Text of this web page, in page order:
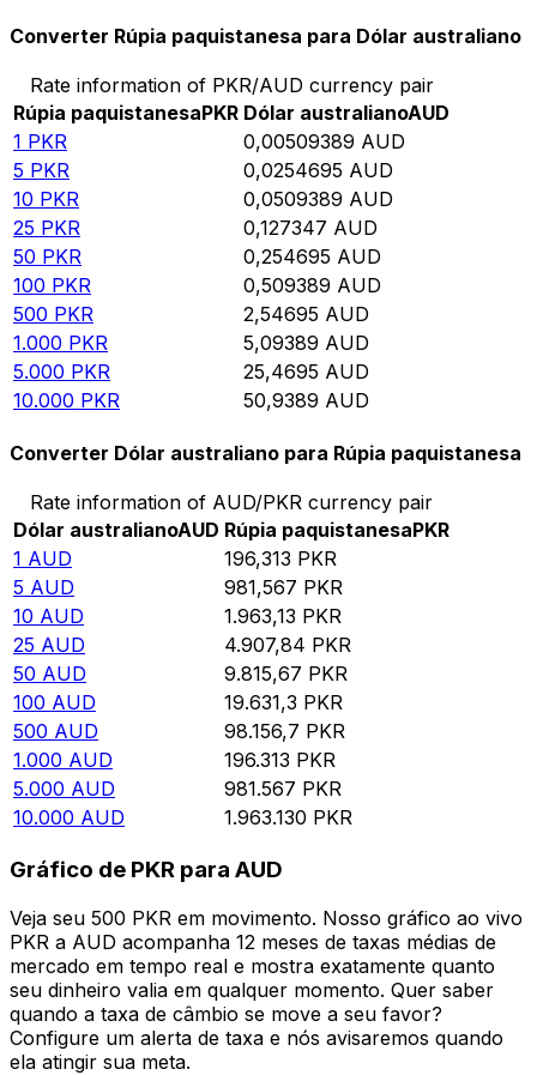
Converter Rúpia paquistanesa para Dólar australiano
Rate information of PKR/AUD currency pair
Rúpia paquistanesaPKR Dólar australianoAUD
1 PKR 0,00509389 AUD
5 PKR 0,0254695 AUD
10 PKR 0,0509389 AUD
25 PKR 0,127347 AUD
50 PKR 0,254695 AUD
100 PKR 0,509389 AUD
500 PKR 2,54695 AUD
1.000 PKR 5,09389 AUD
5.000 PKR 25,4695 AUD
10.000 PKR 50,9389 AUD
Converter Dólar australiano para Rúpia paquistanesa
Rate information of AUD/PKR currency pair
Dólar australianoAUD Rúpia paquistanesaPKR
1 AUD 196,313 PKR
5 AUD 981,567 PKR
10 AUD 1.963,13 PKR
25 AUD 4.907,84 PKR
50 AUD 9.815,67 PKR
100 AUD 19.631,3 PKR
500 AUD 98.156,7 PKR
1.000 AUD 196.313 PKR
5.000 AUD 981.567 PKR
10.000 AUD 1.963.130 PKR
Gráfico de PKR para AUD
Veja seu 500 PKR em movimento. Nosso gráfico ao vivo
PKR a AUD acompanha 12 meses de taxas médias de
mercado em tempo real e mostra exatamente quanto
seu dinheiro valia em qualquer momento. Quer saber
quando a taxa de câmbio se move a seu favor?
Configure um alerta de taxa e nós avisaremos quando
ela atingir sua meta.